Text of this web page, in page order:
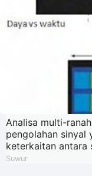
Analisa multi-
pengolahan sinyal
keterkaitan antara
Suwur